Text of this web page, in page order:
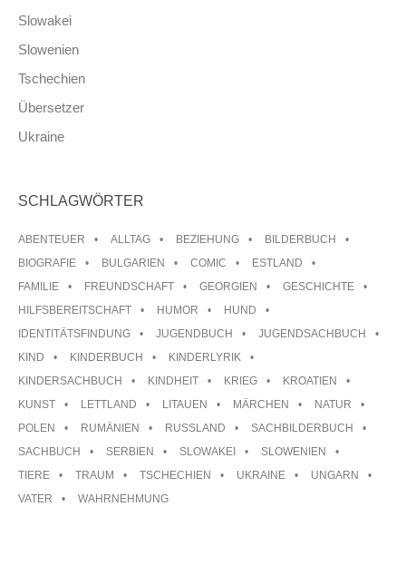
Slowakei
Slowenien
Tschechien
Übersetzer
Ukraine
SCHLAGWÖRTER
ABENTEUER ALLTAG BEZIEHUNG
BILDERBUCH
BIOGRAFIE
BULGARIEN COMIC
ESTLAND
FAMILIE
FREUNDSCHAFT GEORGIEN
GESCHICHTE
HILFSBEREITSCHAFT
HUMOR
HUND
IDENTITÄTSFINDUNG
JUGENDBUCH
JUGENDSACHBUCH
KIND
KINDERBUCH
KINDERLYRIK
KINDERSACHBUCH
KINDHEIT KRIEG
KROATIEN
KUNST
LETTLAND LITAUEN MÄRCHEN
NATUR
POLEN
RUMÄNIEN RUSSLAND
SACHBILDERBUCH
SACHBUCH
SERBIEN SLOWAKEI
SLOWENIEN
TIERE
TRAUM TSCHECHIEN UKRAINE
UNGARN
VATER
WAHRNEHMUNG